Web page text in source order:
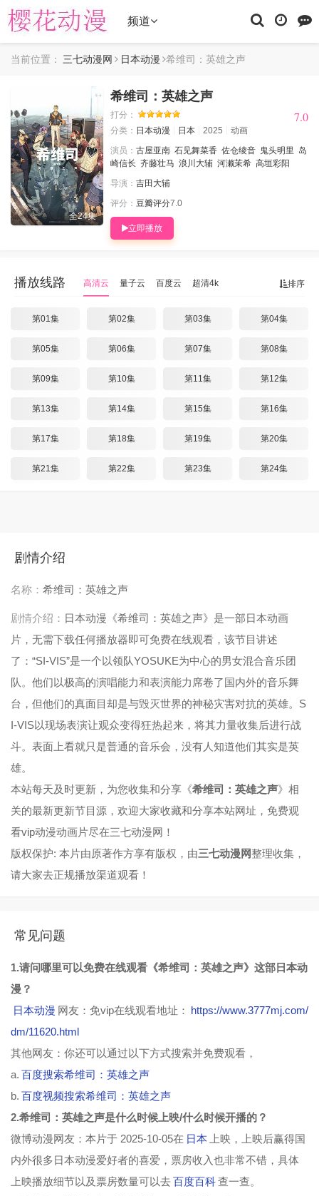
频道
当前位置： 三七动漫网 日本动漫 希维司：英雄之声
全24集
希维司：英雄之声
打分： 7.0
分类： 日本动漫 日本 2025
动画
演员： 古屋亚南 石见舞菜香 佐仓绫音 鬼头明里 岛
崎信长 齐藤壮马 浪川大辅 河濑茉希 高垣彩阳
导演： 吉田大辅
评分： 豆瓣评分7.0
立即播放
排序
播放线路 高清云 量子云 百度云 超清4k
第01集 第02集 第03集 第04集
第05集 第06集 第07集 第08集
第09集 第10集 第11集 第12集
第13集 第14集 第15集 第16集
第17集 第18集 第19集 第20集
第21集 第22集 第23集 第24集
剧情介绍
名称： 希维司：英雄之声
剧情介绍： 日本动漫《希维司：英雄之声》是一部日本动画
片，无需下载任何播放器即可免费在线观看，该节目讲述
了：“SI-VIS”是一个以领队YOSUKE为中心的男女混合音乐团
队。他们以极高的演唱能力和表演能力席卷了国内外的音乐舞
台，但他们的真面目却是与毁灭世界的神秘灾害对抗的英雄。S
I-VIS以现场表演让观众变得狂热起来，将其力量收集后进行战
斗。表面上看就只是普通的音乐会，没有人知道他们其实是英
雄。
本站每天及时更新，为您收集和分享《希维司：英雄之声》相
关的最新更新节目源，欢迎大家收藏和分享本站网址，免费观
看vip动漫动画片尽在三七动漫网！
版权保护: 本片由原著作方享有版权，由三七动漫网整理收集，
请大家去正规播放渠道观看！
常见问题
1.请问哪里可以免费在线观看《希维司：英雄之声》这部日本动
漫？
日本动漫 网友：免vip在线观看地址： https://www.3777mj.com/
dm/11620.html
其他网友：你还可以通过以下方式搜索并免费观看，
a. 百度搜索希维司：英雄之声
b. 百度视频搜索希维司：英雄之声
2.希维司：英雄之声是什么时候上映/什么时候开播的？
微博动漫网友：本片于 2025-10-05在 日本
上映，上映后赢得国
内外很多日本动漫爱好者的喜爱，票房收入也非常不错，具体
上映播放细节以及票房数量可以去百度百科查一查。